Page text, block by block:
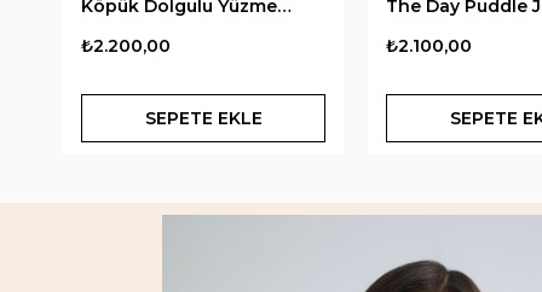
The Day Puddle Jumper
Yaş
₺2.100,00
SEPETE EKLE
Stres Gideren
₺1.200,00
SEPETE